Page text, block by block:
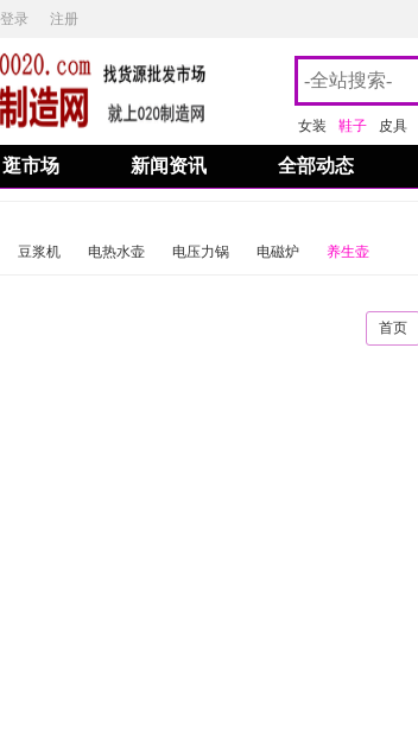
登录 注册
女装 鞋子 皮具
逛市场 新闻资讯 全部动态
豆浆机 电热水壶 电压力锅 电磁炉 养生壶
首页